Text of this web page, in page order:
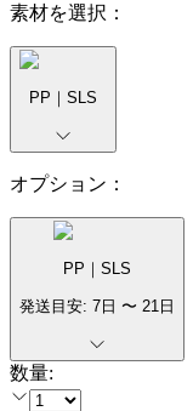
素材を選択：
PP｜SLS
オプション：
PP｜SLS
発送目安: 7 日 〜 21 日
数量: